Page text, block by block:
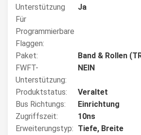
Unterstützung
Für
Programmierbare
Flaggen:
Ja
Paket:
Band & Rollen
FWFT-
Unterstützung:
NEIN
Produktstatus:
Veraltet
Bus Richtungs:
Einrichtung
Zugriffszeit:
10ns
Erweiterungstyp: Tiefe, Breite